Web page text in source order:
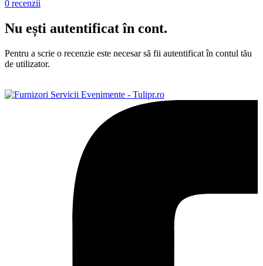
0 recenzii
Nu ești autentificat în cont.
Pentru a scrie o recenzie este necesar să fii autentificat în contul tău
de utilizator.